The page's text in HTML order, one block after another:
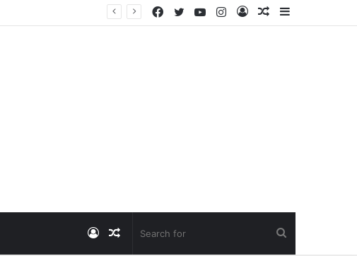
Sidebar
Random
Log
Instagram
YouTube
Twitter
Facebook
Random
Log